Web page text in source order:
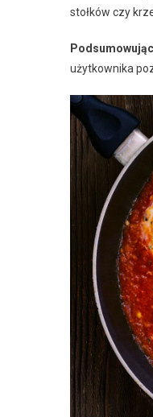
stołków czy
Podsumowując
użytkownika